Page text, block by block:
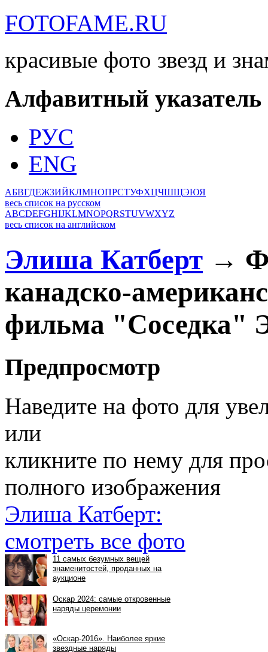
FOTOFAME.RU
красивые фото звезд и
Алфавитный указатель
РУС
ENG
АБВГДЕЖЗИЙКЛМНОПРСТУФХЦЧШЩЭЮЯ
весь список на русском
ABCDEFGHIJKLMNOPQRSTUVWXYZ
весь список на английском
Элиша Катберт →
канадско-
фильма "Соседка"
Предпросмотр
Наведите на фото для
или
кликните по нему для
полного изображения
Элиша Катберт:
смотреть все фото